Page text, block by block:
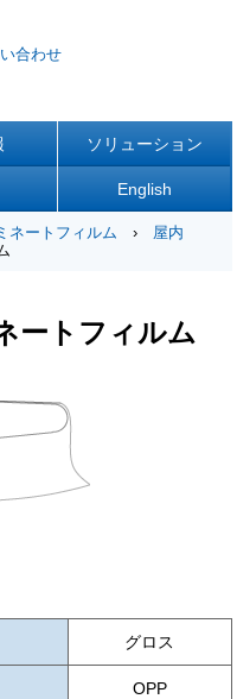
合わせ
ソリューション
English
ネートフィルム › 屋内
ートフィルム
グロス
OPP